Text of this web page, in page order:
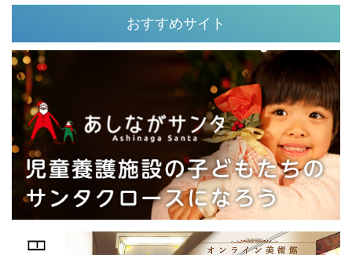
おすすめサイト